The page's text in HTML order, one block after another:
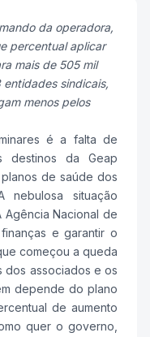
da operadora,
percentual aplicar
mais de 505 mil
entidades sindicais,
menos pelos
é a falta de
destinos da Geap
de saúde dos
nebulosa situação
Agência Nacional de
e garantir o
começou a queda
associados e os
depende do plano
de aumento
quer o governo,